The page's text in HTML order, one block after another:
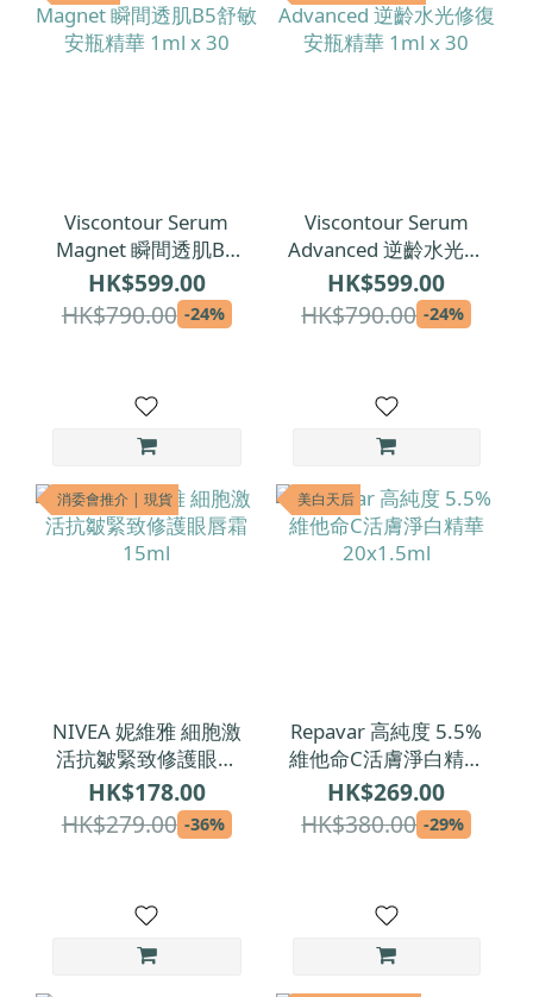
Viscontour Serum
Magnet 瞬間透肌B5
舒敏安瓶精華 1ml x
30
HK$599.00
HK$790.00 -24%
Viscontour Serum
Advanced 逆齡水光修
復安瓶精華 1ml x 30
HK$599.00
HK$790.00 -24%
消委會推介 | 現貨
NIVEA 妮維雅 細胞激
活抗皺緊致修護眼唇
霜 15ml
HK$178.00
HK$279.00 -36%
美白天后
Repavar 高純度 5.5%
維他命C活膚淨白精華
20x1.5ml
HK$269.00
HK$380.00 -29%